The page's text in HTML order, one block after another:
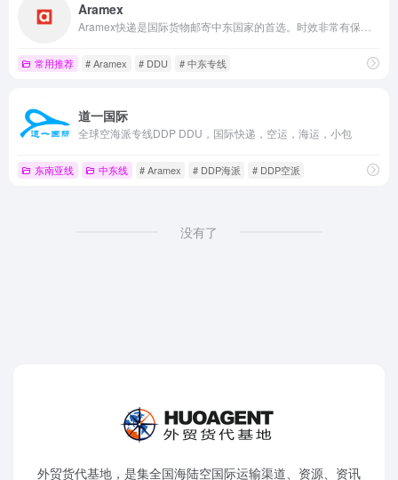
Aramex
常用推荐 # Aramex # DDU # 中东专线
道一国际
全球空海派专线DDP DDU，国际快递，空运，海运，小包
东南亚线 中东线 # Aramex # DDP海派 # DDP空派
没有了
外贸货代基地，是集全国海陆空国际运输渠道、资源、资讯